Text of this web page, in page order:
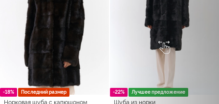
-18% Последний размер
Норковая шуба с капюшоном
-22% Лучшее предложение
Шуба из норки